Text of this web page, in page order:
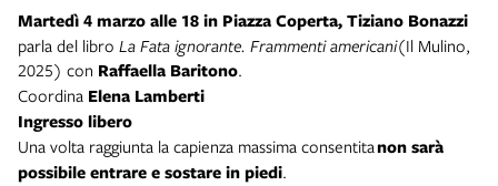
Martedì 4 marzoalle 18 in Piazza Coperta,Tiziano Bonazzi
parla del libro La Fata ignorante. Frammenti americani(Il Mulino,
2025) con Raffaella Baritono.
Coordina Elena Lamberti
Ingresso libero
Una volta raggiunta la capienza massima consentitanon sarà
possibile entrare e sostare in piedi.